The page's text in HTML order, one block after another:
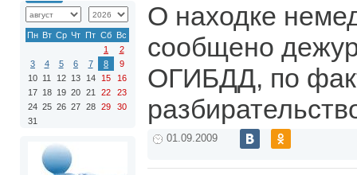
Пн Вт Ср Чт Пт Сб Вс
1
2
3
4 5 6 7 8
9
10 11 12 13 14 15
16
17 18 19 20 21 22
23
24 25 26 27 28 29
30
31
О находке
сообщено
ОГИБДД, по
01.09.2009